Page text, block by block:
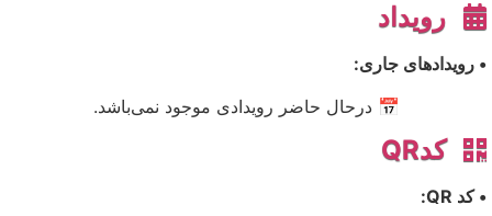
رویداد
• رویدادهای جاری:
📅 درحال حاضر رویدادی موجود نمی‌باشد.
کدQR
• کد QR: